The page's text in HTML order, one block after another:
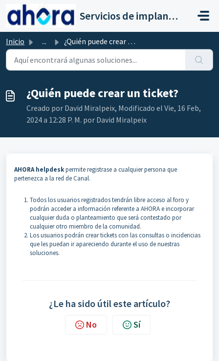
Saltar al contenido principal
Servicios de implantación a clientes de Ahora
Inicio ... ¿Quién puede crear un ticket?
¿Quién puede crear un ticket?
Creado por David Miralpeix, Modificado el Vie, 16 Feb,
2024 a 12:28 P. M. por David Miralpeix
AHORA helpdeskpermite registrase a cualquier persona que
pertenezca a la red de Canal.
Todos los usuarios registrados tendrán libre acceso al foro y
podrán acceder a información referente a AHORA e incorporar
cualquier duda o planteamiento que será contestado por
cualquier otro miembro de la comunidad.
Los usuarios podrán crear tickets con las consultas o incidencias
que les puedan ir apareciendo durante el uso de nuestras
soluciones.
¿Le ha sido útil este artículo?
No Sí